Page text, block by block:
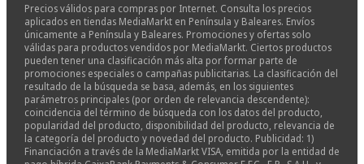
Precios válidos para compras por Internet. Consulta los precios
aplicados en tiendas MediaMarkt en Península y Baleares. Envíos
únicamente a Península y Baleares. Promociones y ofertas solo
válidas para productos vendidos por MediaMarkt. Ciertos productos
pueden tener una clasificación más alta por formar parte de
promociones especiales o campañas publicitarias. La clasificación del
resultado de la búsqueda se basa, además, en los siguientes
parámetros principales (por orden de relevancia descendente):
coincidencia del término de búsqueda con los datos del producto,
popularidad del producto, disponibilidad del producto, relevancia de
la categoría del producto y novedad del producto. Publicidad: 1)
Financiación a través de la MediaMarkt VISA, emitida por la entidad de